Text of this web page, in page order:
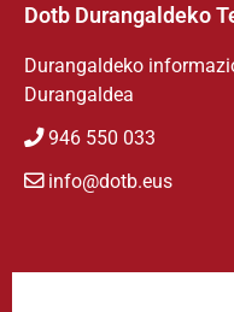
Dotb Durangaldeko
Durangaldeko
Durangaldea
946 550 033
info@dotb.eus